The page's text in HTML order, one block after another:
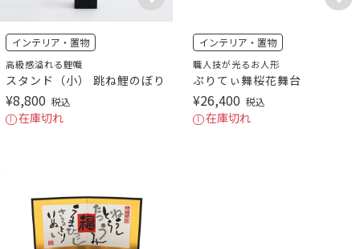
インテリア・置物
高級感溢れる鯉幟
スタンド（小） 跳ね鯉のぼり
¥8,800 税込
在庫切れ
インテリア・置物
職人技が光るお人形
ぷりてぃ舞桜花舞台
¥26,400 税込
在庫切れ